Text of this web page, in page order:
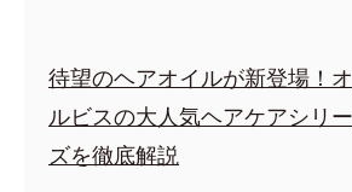
待望のヘアオイルが新登場！オ
ルビスの大人気ヘアケアシリー
ズを徹底解説